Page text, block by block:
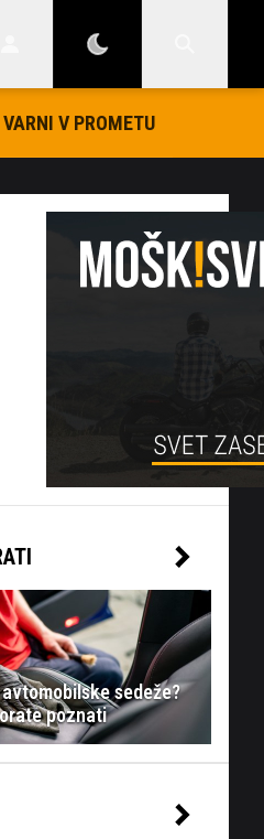
VARNI V PROMETU
sedeže?
poznati